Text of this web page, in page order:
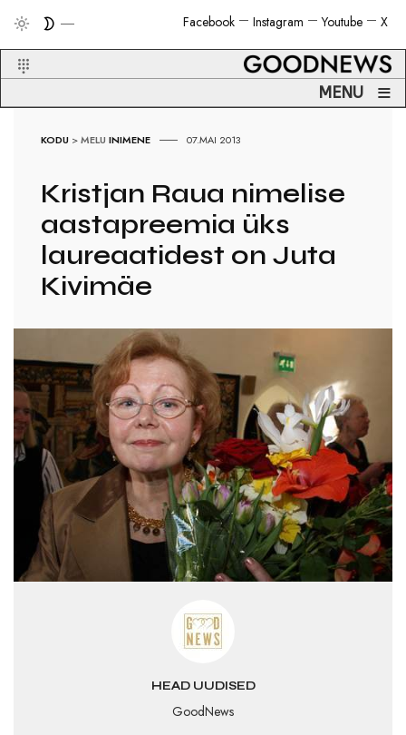
X
Youtube
Instagram
Facebook
MENU ≡
KODU >MELU INIMENE 07.MAI 2013
Kristjan Raua nimelise
aastapreemia üks
laureaatidest on Juta
Kivimäe
HEAD UUDISED
GoodNews